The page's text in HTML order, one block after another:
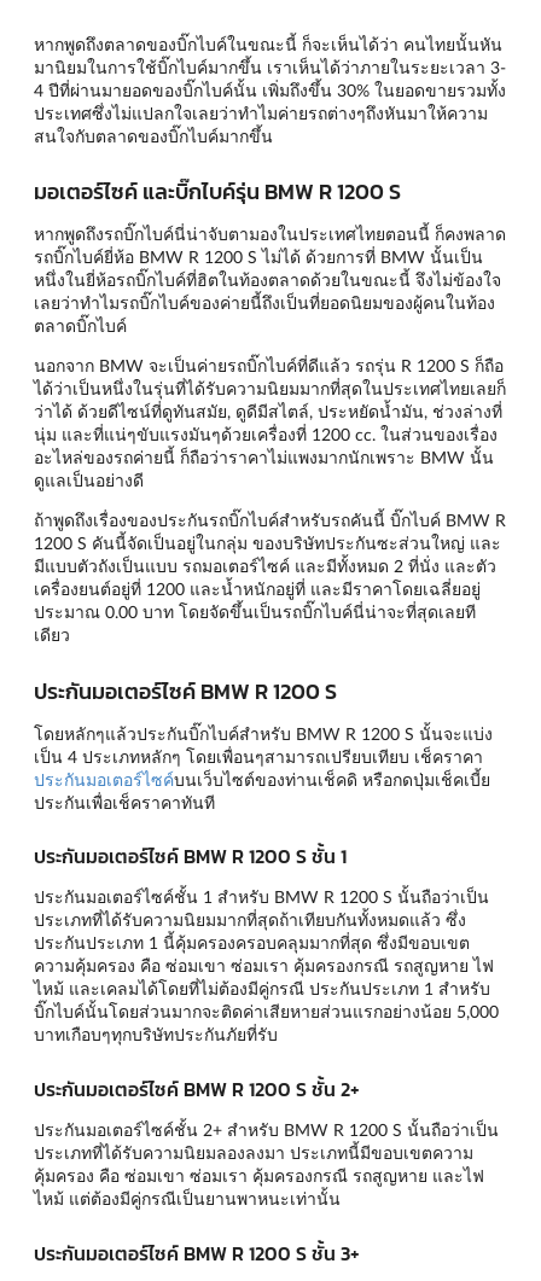
หากพูดถึงตลาดของบิ๊กไบค์ในขณะนี้ ก็จะเห็นได้ว่า คนไทยนั้นหัน
มานิยมในการใช้บิ๊กไบค์มากขึ้น เราเห็นได้ว่าภายในระยะเวลา 3-
4 ปีที่ผ่านมายอดของบิ๊กไบค์นั้น เพิ่มถึงขึ้น 30% ในยอดขายรวมทั้ง
ประเทศซึ่งไม่แปลกใจเลยว่าทำไมค่ายรถต่างๆถึงหันมาให้ความ
สนใจกับตลาดของบิ๊กไบค์มากขึ้น
มอเตอร์ไซค์ และบิ๊กไบค์รุ่น BMW R 1200 S
หากพูดถึงรถบิ๊กไบค์นี่น่าจับตามองในประเทศไทยตอนนี้ ก็คงพลาด
รถบิ๊กไบค์ยี่ห้อ BMW R 1200 S ไม่ได้ ด้วยการที่ BMW นั้นเป็น
หนึ่งในยี่ห้อรถบิ๊กไบค์ที่ฮิตในท้องตลาดด้วยในขณะนี้ จึงไม่ข้องใจ
เลยว่าทำไมรถบิ๊กไบค์ของค่ายนี้ถึงเป็นที่ยอดนิยมของผู้คนในท้อง
ตลาดบิ๊กไบค์
นอกจาก BMW จะเป็นค่ายรถบิ๊กไบค์ที่ดีแล้ว รถรุ่น R 1200 S ก็ถือ
ได้ว่าเป็นหนึ่งในรุ่นที่ได้รับความนิยมมากที่สุดในประเทศไทยเลยก็
ว่าได้ ด้วยดีไซน์ที่ดูทันสมัย, ดูดีมีสไตล์, ประหยัดน้ำมัน, ช่วงล่างที่
นุ่ม และที่แน่ๆขับแรงมันๆด้วยเครื่องที่ 1200 cc. ในส่วนของเรื่อง
อะไหล่ของรถค่ายนี้ ก็ถือว่าราคาไม่แพงมากนักเพราะ BMW นั้น
ดูแลเป็นอย่างดี
ถ้าพูดถึงเรื่องของประกันรถบิ๊กไบค์สำหรับรถคันนี้ บิ๊กไบค์ BMW R
1200 S คันนี้จัดเป็นอยู่ในกลุ่ม ของบริษัทประกันซะส่วนใหญ่ และ
มีแบบตัวถังเป็นแบบ รถมอเตอร์ไซค์ และมีทั้งหมด 2 ที่นั่ง และตัว
เครื่องยนต์อยู่ที่ 1200 และน้ำหนักอยู่ที่ และมีราคาโดยเฉลี่ยอยู่
ประมาณ 0.00 บาท โดยจัดขึ้นเป็นรถบิ๊กไบค์นี่น่าจะที่สุดเลยที
เดียว
ประกันมอเตอร์ไซค์ BMW R 1200 S
โดยหลักๆแล้วประกันบิ๊กไบค์สำหรับ BMW R 1200 S นั้นจะแบ่ง
เป็น 4 ประเภทหลักๆ โดยเพื่อนๆสามารถเปรียบเทียบ เช็คราคา
ประกันมอเตอร์ไซค์บนเว็บไซต์ของท่านเช็คดิ หรือกดปุ่มเช็คเบี้ย
ประกันเพื่อเช็คราคาทันที
ประกันมอเตอร์ไซค์ BMW R 1200 S ชั้น 1
ประกันมอเตอร์ไซค์ชั้น 1 สำหรับ BMW R 1200 S นั้นถือว่าเป็น
ประเภทที่ได้รับความนิยมมากที่สุดถ้าเทียบกันทั้งหมดแล้ว ซึ่ง
ประกันประเภท 1 นี้คุ้มครองครอบคลุมมากที่สุด ซึ่งมีขอบเขต
ความคุ้มครอง คือ ซ่อมเขา ซ่อมเรา คุ้มครองกรณี รถสูญหาย ไฟ
ไหม้ และเคลมได้โดยที่ไม่ต้องมีคู่กรณี ประกันประเภท 1 สำหรับ
บิ๊กไบค์นั้นโดยส่วนมากจะติดค่าเสียหายส่วนแรกอย่างน้อย 5,000
บาทเกือบๆทุกบริษัทประกันภัยที่รับ
ประกันมอเตอร์ไซค์ BMW R 1200 S ชั้น 2+
ประกันมอเตอร์ไซค์ชั้น 2+ สำหรับ BMW R 1200 S นั้นถือว่าเป็น
ประเภทที่ได้รับความนิยมลองลงมา ประเภทนี้มีขอบเขตความ
คุ้มครอง คือ ซ่อมเขา ซ่อมเรา คุ้มครองกรณี รถสูญหาย และไฟ
ไหม้ แต่ต้องมีคู่กรณีเป็นยานพาหนะเท่านั้น
ประกันมอเตอร์ไซค์ BMW R 1200 S ชั้น 3+